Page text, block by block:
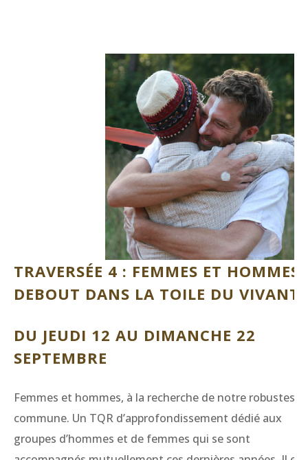
TRAVERSÉE 4 : FEMMES ET HOMMES
DEBOUT DANS LA TOILE DU VIVANT
DU JEUDI 12 AU DIMANCHE 22
SEPTEMBRE
Femmes et hommes, à la recherche de notre robustesse
commune. Un TQR d’approfondissement dédié aux
groupes d’hommes et de femmes qui se sont